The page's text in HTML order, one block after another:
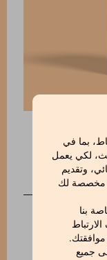
بما في
لكي يعمل
وتقديم
مخصصة لك
بنا
جميع
تايلاند،
الأساليب
تتصدرها